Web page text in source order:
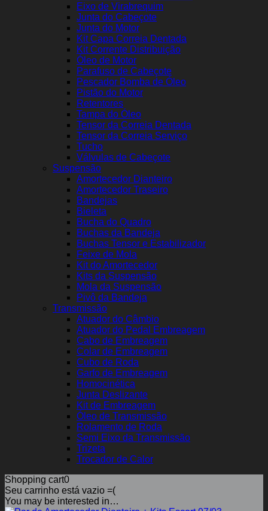
Eixo de Virabrequim
Junta do Cabeçote
Junta do Motor
Kit Capa Correia Dentada
Kit Corrente Distribuição
Óleo de Motor
Parafuso de Cabeçote
Pescador Bomba de Óleo
Pistão do Motor
Retentores
Tampa do Óleo
Tensor da Correia Dentada
Tensor da Correia Serviço
Tucho
Válvulas de Cabeçote
Suspensão
Amortecedor Dianteiro
Amortecedor Traseiro
Bandejas
Bieleta
Bucha do Quadro
Buchas da Bandeja
Buchas Tensor e Estabilizador
Feixe de Mola
Kit do Amortecedor
Kits da Suspensão
Mola da Suspensão
Pivô da Bandeja
Transmissão
Atuador do Câmbio
Atuador do Pedal Embreagem
Cabo de Embreagem
Colar de Embreagem
Cubo de Roda
Garfo de Embreagem
Homocinética
Junta Deslizante
Kit de Embreagem
Óleo de Transmissão
Rolamento de Roda
Semi Eixo da Transmissão
Trizeta
Trocador de Calor
Shopping cart0
Seu carrinho está vazio =(
You may be interested in…